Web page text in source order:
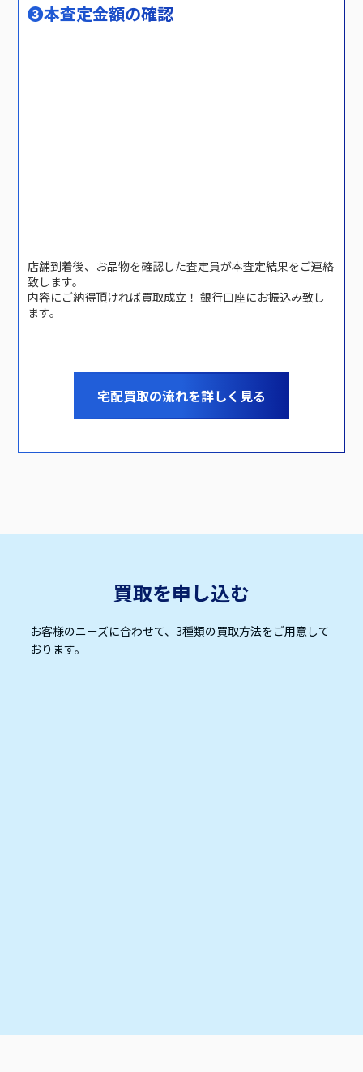
❸本査定金額の確認
店舗到着後、お品物を確認した査定員が本査定結果をご連絡
致します。
内容にご納得頂ければ買取成立！ 銀行口座にお振込み致し
ます。
宅配買取の流れを詳しく見る
買取を申し込む
お客様のニーズに合わせて、3種類の買取方法をご用意して
おります。